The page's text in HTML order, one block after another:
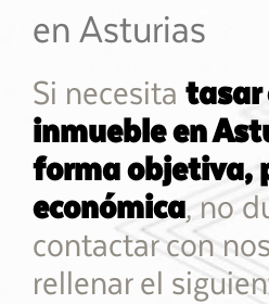
en Asturias
Si necesita tasar
inmueble en
forma objetiva,
económica, no
contactar con
rellenar el